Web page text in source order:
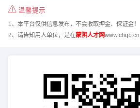
温馨提示
1、本平台仅供信息发布，不会收取押金、保证金！
2、请告知用人单位，是在蒙阴人才网www.chqb.cn